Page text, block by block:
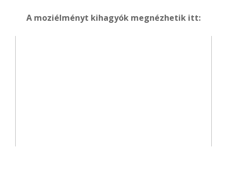
A moziélményt kihagyók megnézhetik itt: